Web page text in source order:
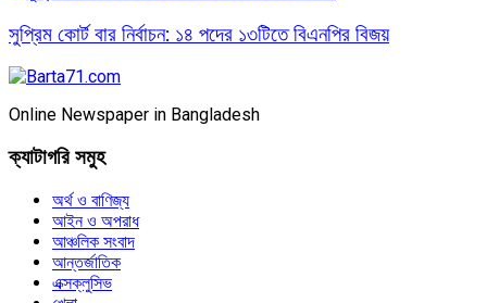
সুপ্রিম কোর্ট বার নির্বাচন: ১৪ পদের ১৩টিতে বিএনপির বিজয়
Online Newspaper in Bangladesh
ক্যাটাগরি সমুহ
অর্থ ও বাণিজ্য
আইন ও অপরাধ
আঞ্চলিক সংবাদ
আন্তর্জাতিক
এক্সক্লুসিভ